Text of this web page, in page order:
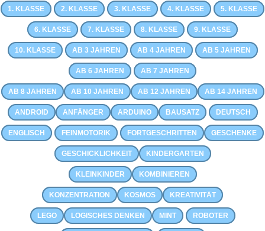
1. KLASSE 2. KLASSE 3. KLASSE 4. KLASSE 5. KLASSE
6. KLASSE 7. KLASSE 8. KLASSE 9. KLASSE
10. KLASSE AB 3 JAHREN AB 4 JAHREN AB 5 JAHREN
AB 6 JAHREN AB 7 JAHREN
AB 8 JAHREN AB 10 JAHREN AB 12 JAHREN AB 14 JAHREN
ANDROID ANFÄNGER ARDUINO BAUSATZ DEUTSCH
ENGLISCH FEINMOTORIK FORTGESCHRITTEN GESCHENKE
GESCHICKLICHKEIT KINDERGARTEN
KLEINKINDER KOMBINIEREN
KONZENTRATION KOSMOS KREATIVITÄT
LEGO LOGISCHES DENKEN MINT ROBOTER